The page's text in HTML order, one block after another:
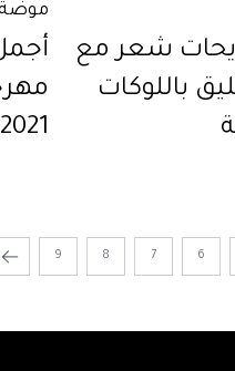
شعر مع
باللوكات
موضة
2021
6
7
8
9